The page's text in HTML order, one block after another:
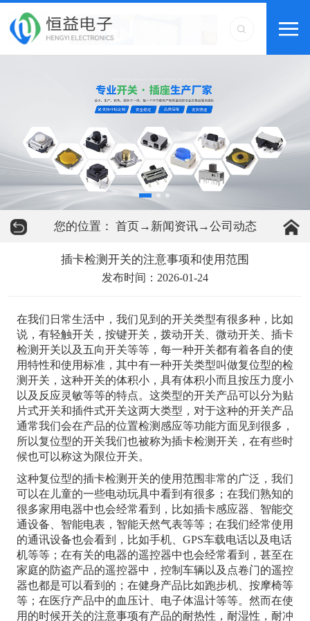
您的位置： 首页→ 新闻资讯→公司动态
插卡检测开关的注意事项和使用范围
发布时间：2026-01-24
在我们日常生活中，我们见到的开关类型有很多种，比如
说，有轻触开关，按键开关，拨动开关、微动开关、插卡
检测开关以及五向开关等等，每一种开关都有着各自的使
用特性和使用标准，其中有一种开关类型叫做复位型的检
测开关，这种开关的体积小，具有体积小而且按压力度小
以及反应灵敏等等的特点。这类型的开关产品可以分为贴
片式开关和插件式开关这两大类型，对于这种的开关产品
通常我们会在产品的位置检测感应等功能方面见到很多，
所以复位型的开关我们也被称为插卡检测开关，在有些时
候也可以称这为限位开关。
这种复位型的插卡检测开关的使用范围非常的广泛，我们
可以在儿童的一些电动玩具中看到有很多；在我们熟知的
很多家用电器中也会经常看到，比如插卡感应器、智能交
通设备、智能电表，智能天然气表等等；在我们经常使用
的通讯设备也会看到，比如手机、GPS车载电话以及电话
机等等；在有关的电器的遥控器中也会经常看到，甚至在
家庭的防盗产品的遥控器中，控制车辆以及点卷门的遥控
器也都是可以看到的；在健身产品比如跑步机、按摩椅等
等；在医疗产品中的血压计、电子体温计等等。然而在使
用的时候开关的注意事项有产品的耐热性，耐湿性，耐冲